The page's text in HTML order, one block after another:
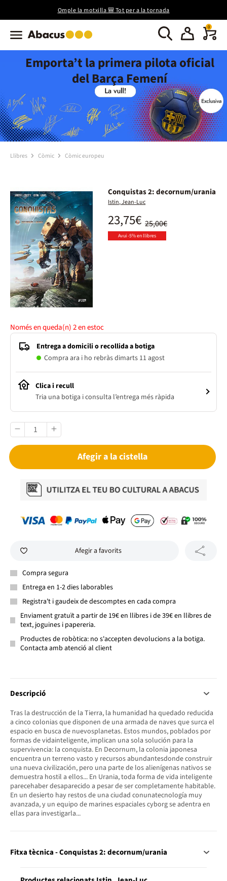
Omple la motxilla 🎒 Tot per a la tornada
0
Emporta’t la primera pilota oficial
del Barça Femení
Llibres Còmic Còmic europeu
Conquistas 2: decornum/urania
Istin, Jean-Luc
25,00€
23,75€
Avui -5% en llibres
Només en queda(n)2en estoc
Entrega a domicili o recollida a botiga
Compra ara i ho rebràs dimarts 11 agost
Clica i recull
Tria una botiga i consulta l’entrega més ràpida
Afegir a la cistella
Afegir a favorits
Compra segura
Entrega en 1-2 dies laborables
Registra't i gaudeix de descomptes en cada compra
Enviament gratuït a partir de 19€ en llibres i de 39€ en llibres de
text, joguines i papereria.
Productes de robòtica: no s'accepten devolucions a la botiga.
Contacta amb atenció al client
Descripció
Tras la destrucción de la Tierra, la humanidad ha quedado reducida
a cinco colonias que disponen de una armada de naves que surca el
espacio en busca de nuevosplanetas. Estos mundos, poblados por
formas de vidainteligente, implican una sola solución para la
supervivencia: la conquista. En Decornum, la colonia japonesa
encuentra un terreno vasto y recursos abundantesdonde construir
una nueva civilización, pero una parte de los alienígenas nativos se
demuestra hostil a ellos... En Urania, toda forma de vida inteligente
parecehaber desaparecido a pesar de ser completamente habitable.
En un desierto hay restos de una ciudad conunatecnología muy
avanzada, y un equipo de marines espaciales cyborg se adentra en
ellas para investigarla...
Fitxa tècnica - Conquistas 2: decornum/urania